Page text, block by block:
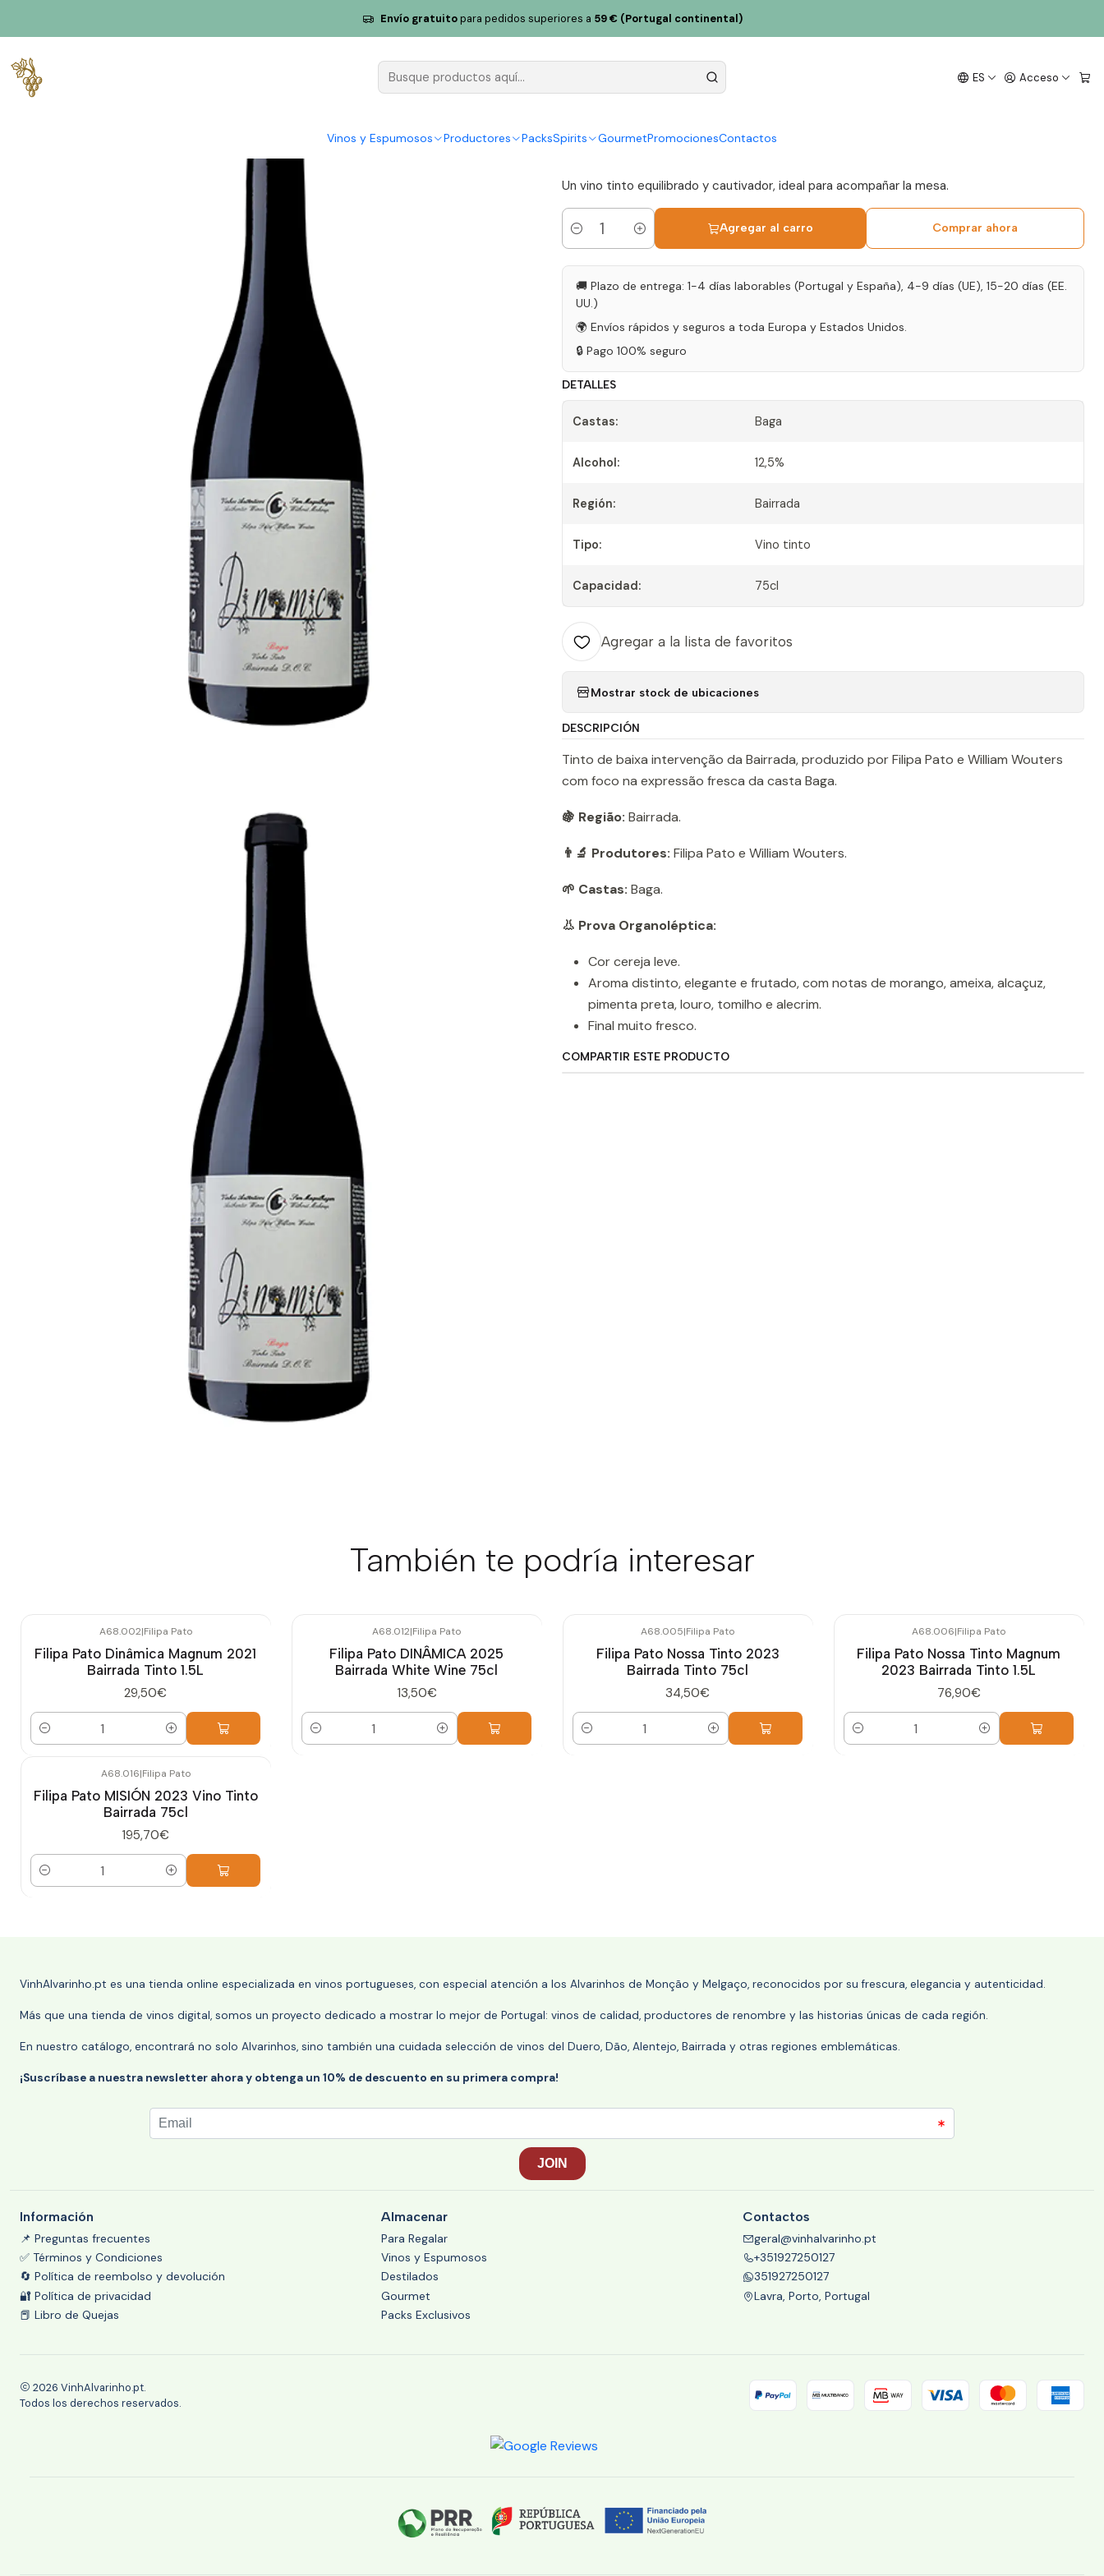
ES Acceso
Vinos y Espumosos Productores PacksSpirits GourmetPromocionesContactos
Envío gratuitopara pedidos superiores a 59 € (Portugal continental)
Filipa Pato Dinâmica 2025 Bairrada Red Wine 75cl
Filipa Pato Dinâmica 2025
|
Un vino tinto equilibrado y cautivador, ideal para acompañar la mesa.
Cantidad
Agregar al carro Comprar ahora
🚚 Plazo de entrega: 1-4 días laborables (Portugal y España), 4-9 días (UE), 15-20 días (EE.
UU.)
🌍 Envíos rápidos y seguros a toda Europa y Estados Unidos.
🔒 Pago 100% seguro
DETALLES
Castas: Baga
Alcohol: 12,5%
Región: Bairrada
Tipo: Vino tinto
Capacidad: 75cl
Agregar a la lista de favoritos
Mostrar stock de ubicaciones
DESCRIPCIÓN
Tinto de baixa intervenção da Bairrada, produzido por Filipa Pato e William Wouters
com foco na expressão fresca da casta Baga.
🍇 Região: Bairrada.
👨‍🔬 Produtores: Filipa Pato e William Wouters.
🌱 Castas: Baga.
👃 Prova Organoléptica:
Cor cereja leve.
Aroma distinto, elegante e frutado, com notas de morango, ameixa, alcaçuz,
pimenta preta, louro, tomilho e alecrim.
Final muito fresco.
COMPARTIR ESTE PRODUCTO
También te podría interesar
A68.002|Filipa Pato
Filipa Pato Dinâmica Magnum 2021
Bairrada Tinto 1.5L
29,50€
Cantidad
A68.012|Filipa Pato
Filipa Pato DINÂMICA 2025
Bairrada White Wine 75cl
13,50€
Cantidad
A68.005|Filipa Pato
Filipa Pato Nossa Tinto 2023
Bairrada Tinto 75cl
34,50€
Cantidad
A68.006|Filipa Pato
Filipa Pato Nossa Tinto Magnum
2023 Bairrada Tinto 1.5L
76,90€
Cantidad
A68.016|Filipa Pato
Filipa Pato MISIÓN 2023 Vino Tinto
Bairrada 75cl
195,70€
Cantidad
VinhAlvarinho.pt es una tienda online especializada en vinos portugueses, con especial atención a los Alvarinhos de Monção y Melgaço, reconocidos por su frescura, elegancia y autenticidad.
Más que una tienda de vinos digital, somos un proyecto dedicado a mostrar lo mejor de Portugal: vinos de calidad, productores de renombre y las historias únicas de cada región.
En nuestro catálogo, encontrará no solo Alvarinhos, sino también una cuidada selección de vinos del Duero, Dão, Alentejo, Bairrada y otras regiones emblemáticas.
¡Suscríbase a nuestra newsletter ahora y obtenga un 10% de descuento en su primera compra!
Información
📌 Preguntas frecuentes
✅ Términos y Condiciones
🔄 Política de reembolso y devolución
🔐 Política de privacidad
📕 Libro de Quejas
Almacenar
Para Regalar
Vinos y Espumosos
Destilados
Gourmet
Packs Exclusivos
Contactos
geral@vinhalvarinho.pt
+351927250127
351927250127
Lavra, Porto, Portugal
2026 VinhAlvarinho.pt.
Todos los derechos reservados.